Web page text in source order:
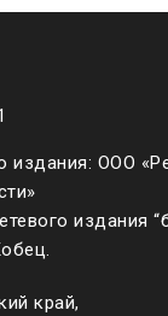
издания: ООО
издания
край,